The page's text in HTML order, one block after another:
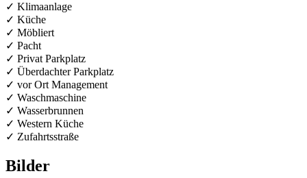
✓ Klimaanlage
✓ Küche
✓ Möbliert
✓ Pacht
✓ Privat Parkplatz
✓ Überdachter Parkplatz
✓ vor Ort Management
✓ Waschmaschine
✓ Wasserbrunnen
✓ Western Küche
✓ Zufahrtsstraße
Bilder